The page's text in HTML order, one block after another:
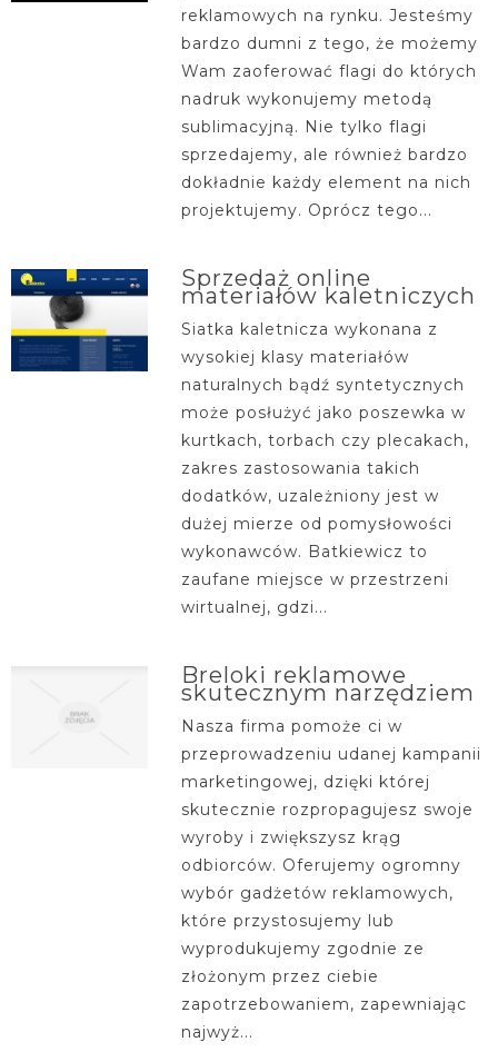
reklamowych na rynku. Jesteśmy
bardzo dumni z tego, że możemy
Wam zaoferować flagi do których
nadruk wykonujemy metodą
sublimacyjną. Nie tylko flagi
sprzedajemy, ale również bardzo
dokładnie każdy element na nich
projektujemy. Oprócz tego...
Sprzedaż online
materiałów kaletniczych
Siatka kaletnicza wykonana z
wysokiej klasy materiałów
naturalnych bądź syntetycznych
może posłużyć jako poszewka w
kurtkach, torbach czy plecakach,
zakres zastosowania takich
dodatków, uzależniony jest w
dużej mierze od pomysłowości
wykonawców. Batkiewicz to
zaufane miejsce w przestrzeni
wirtualnej, gdzi...
Breloki reklamowe
skutecznym narzędziem
Nasza firma pomoże ci w
przeprowadzeniu udanej kampanii
marketingowej, dzięki której
skutecznie rozpropagujesz swoje
wyroby i zwiększysz krąg
odbiorców. Oferujemy ogromny
wybór gadżetów reklamowych,
które przystosujemy lub
wyprodukujemy zgodnie ze
złożonym przez ciebie
zapotrzebowaniem, zapewniając
najwyż...